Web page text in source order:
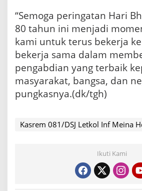
“Semoga peringatan Hari
80 tahun ini menjadi
kami untuk terus bekerja
bekerja sama dalam
pengabdian yang terbaik
masyarakat, bangsa, dan
pungkasnya.(dk/tgh)
Kasrem 081/DSJ Letkol Inf Meina
Ikuti Kami